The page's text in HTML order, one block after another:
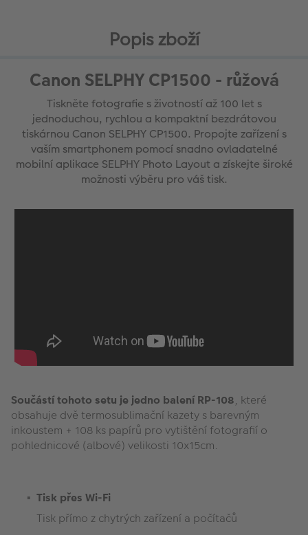
Popis zboží
Canon SELPHY CP1500 - růžová
Tiskněte fotografie s životností až 100 let s
jednoduchou, rychlou a kompaktní bezdrátovou
tiskárnou Canon SELPHY CP1500. Propojte zařízení s
vaším smartphonem pomocí snadno ovladatelné
mobilní aplikace SELPHY Photo Layout a získejte široké
možnosti výběru pro váš tisk.
Součástí tohoto setu je jedno balení RP-108, které
obsahuje dvě termosublimační kazety s barevným
inkoustem + 108 ks papírů pro vytištění fotografií o
pohlednicové (albové) velikosti 10x15cm.
Tisk přes Wi-Fi
Tisk přímo z chytrých zařízení a počítačů